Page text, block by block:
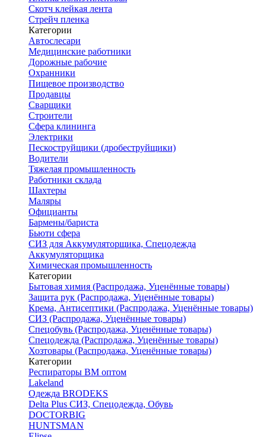
Скотч клейкая лента
Стрейч пленка
Категории
Автослесари
Медицинские работники
Дорожные рабочие
Охранники
Пищевое производство
Продавцы
Сварщики
Строители
Сфера клининга
Электрики
Пескоструйщики (дробеструйщики)
Водители
Тяжелая промышленность
Работники склада
Шахтеры
Маляры
Официанты
Бармены/бариста
Бьюти сфера
СИЗ для Аккумуляторщика, Спецодежда
Аккумуляторщика
Химическая промышленность
Категории
Бытовая химия (Распродажа, Уценённые товары)
Защита рук (Распродажа, Уценённые товары)
Крема, Антисептики (Распродажа, Уценённые товары)
СИЗ (Распродажа, Уценённые товары)
Спецобувь (Распродажа, Уценённые товары)
Спецодежда (Распродажа, Уценённые товары)
Хозтовары (Распродажа, Уценённые товары)
Категории
Респираторы ВМ оптом
Lakeland
Одежда BRODEKS
Delta Plus СИЗ, Спецодежда, Обувь
DOCTORBIG
HUNTSMAN